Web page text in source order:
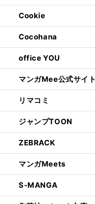
Cookie
Cocohana
office YOU
マンガMee公式サイト
リマコミ
ジャンプTOON
ZEBRACK
マンガMeets
S-MANGA